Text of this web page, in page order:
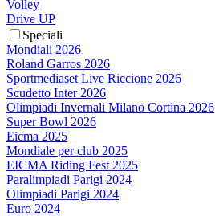
Volley
Drive UP
Speciali
Mondiali 2026
Roland Garros 2026
Sportmediaset Live Riccione 2026
Scudetto Inter 2026
Olimpiadi Invernali Milano Cortina 2026
Super Bowl 2026
Eicma 2025
Mondiale per club 2025
EICMA Riding Fest 2025
Paralimpiadi Parigi 2024
Olimpiadi Parigi 2024
Euro 2024